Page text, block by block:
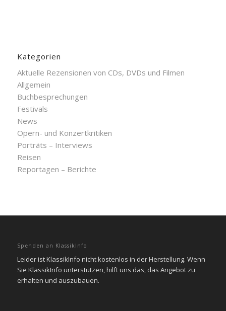
Kategorien
Aktuelle Rezensionen von CDs, DVDs und Filmen
Allgemein
Buchbesprechungen
Festivals
News
Opern- und Konzertkritiken
Porträts – Interviews
Reisen
Reportagen – Berichte
Spenden an KlassikInfo
Leider ist KlassikInfo nicht kostenlos in der Herstellung. Wenn
Sie KlassikInfo unterstützen, hilft uns das, das Angebot zu
erhalten und auszubauen.